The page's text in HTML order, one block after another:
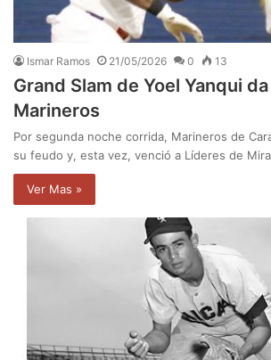
Ismar Ramos 21/05/2026 0 13
Grand Slam de Yoel Yanqui
Marineros
Por segunda noche corrida, Marineros de
su feudo y, esta vez, venció a Líderes de
Ver Mas »